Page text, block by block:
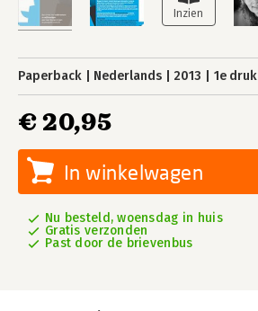
Paperback Nederlands 2013 1e druk
€ 20,95
In winkelwagen
Nu besteld, woensdag in huis
Gratis verzonden
Past door de brievenbus